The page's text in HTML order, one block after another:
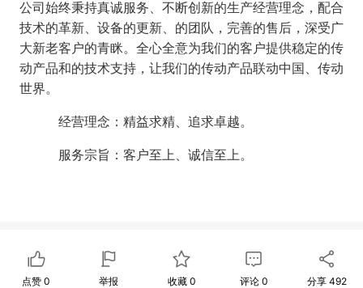
公司始终秉持真诚服务、不断创新的生产经营理念，配合
技术的革新、设备的更新、的团队，完善的售后，深受广
大新老客户的青眯。全心全意为我们的客户提供稳定的传
动产品和的技术支持，让我们的传动产品联动中国、传动
世界。
经营理念：精益求精、追求卓越。
服务宗旨：客户至上、诚信至上。
点赞0 举报 收藏 0 评论0 分享 492